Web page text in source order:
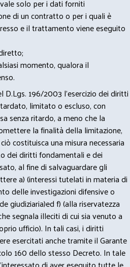
solo per i dati forniti
di un contratto o per i quali è
e il trattamento viene eseguito
momento, qualora il
D.Lgs. 196/2003 l’esercizio dei diritti
limitato o escluso, con
senza ritardo, a meno che la
la finalità della limitazione,
costituisca una misura necessaria
dei diritti fondamentali e dei
al fine di salvaguardare gli
a) (interessi tutelati in materia di
delle investigazioni difensive o
giudiziaria)ed f) (alla riservatezza
segnala illeciti di cui sia venuto a
ufficio). In tali casi, i diritti
esercitati anche tramite il Garante
160 dello stesso Decreto. In tale